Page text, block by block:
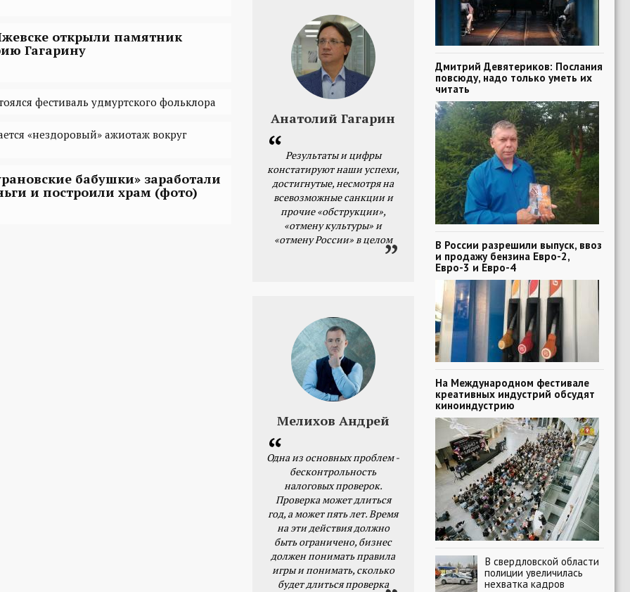
открыли памятник
Гагарину
фестиваль удмуртского фольклора
«нездоровый» ажиотаж вокруг
бабушки» заработали
и построили храм (фото)
Анатолий Гагарин
Результаты и цифры
констатируют наши успехи,
достигнутые, несмотря на
всевозможные санкции и
прочие «обструкции»,
«отмену культуры» и
«отмену России» в целом
Мелихов Андрей
Одна из основных проблем -
бесконтрольность
налоговых проверок.
Проверка может длиться
год, а может пять лет. Время
на эти действия должно
быть ограничено, бизнес
должен понимать правила
игры и понимать, сколько
будет длиться проверка
Дмитрий Девятериков: Послания
повсюду, надо только уметь их
читать
В России разрешили выпуск, ввоз
и продажу бензина Евро-2,
Евро-3 и Евро-4
На Международном фестивале
креативных индустрий обсудят
киноиндустрию
В свердловской области
полиции увеличилась
нехватка кадров